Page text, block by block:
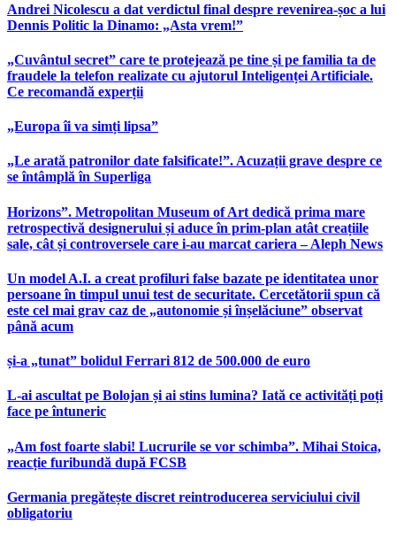
Andrei Nicolescu a dat verdictul final despre revenirea-șoc a lui
Dennis Politic la Dinamo: „Asta vrem!”
„Cuvântul secret” care te protejează pe tine și pe familia ta de
fraudele la telefon realizate cu ajutorul Inteligenței Artificiale.
Ce recomandă experții
„Europa îi va simți lipsa”
„Le arată patronilor date falsificate!”. Acuzații grave despre ce
se întâmplă în Superliga
Horizons”. Metropolitan Museum of Art dedică prima mare
retrospectivă designerului și aduce în prim-plan atât creațiile
sale, cât și controversele care i-au marcat cariera – Aleph News
Un model A.I. a creat profiluri false bazate pe identitatea unor
persoane în timpul unui test de securitate. Cercetătorii spun că
este cel mai grav caz de „autonomie și înșelăciune” observat
până acum
și-a „tunat” bolidul Ferrari 812 de 500.000 de euro
L-ai ascultat pe Bolojan și ai stins lumina? Iată ce activități poți
face pe întuneric
„Am fost foarte slabi! Lucrurile se vor schimba”. Mihai Stoica,
reacție furibundă după FCSB
Germania pregătește discret reintroducerea serviciului civil
obligatoriu